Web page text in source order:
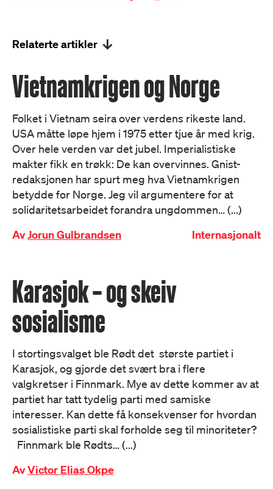
Relaterte artikler
Vietnamkrigen og Norge
Folket i Vietnam seira over verdens rikeste land.
USA måtte løpe hjem i 1975 etter tjue år med krig.
Over hele verden var det jubel. Imperialistiske
makter fikk en trøkk: De kan overvinnes. Gnist-
redaksjonen har spurt meg hva Vietnamkrigen
betydde for Norge. Jeg vil argumentere for at
solidaritetsarbeidet forandra ungdommen… (...)
AvJorun Gulbrandsen Internasjonalt
Karasjok – og skeiv
sosialisme
I stortingsvalget ble Rødt det største partiet i
Karasjok, og gjorde det svært bra i flere
valgkretser i Finnmark. Mye av dette kommer av at
partiet har tatt tydelig parti med samiske
interesser. Kan dette få konsekvenser for hvordan
sosialistiske parti skal forholde seg til minoriteter?
Finnmark ble Rødts… (...)
AvVictor Elias Okpe